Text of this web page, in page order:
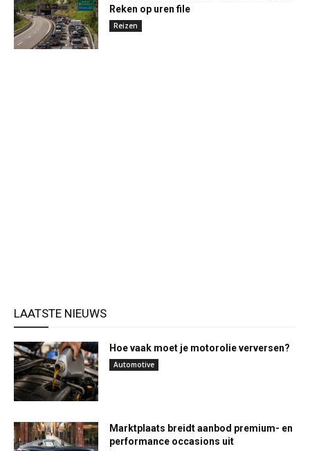
Reken op uren file
Reizen
LAATSTE NIEUWS
Hoe vaak moet je motorolie verversen?
Automotive
Marktplaats breidt aanbod premium- en
performance occasions uit